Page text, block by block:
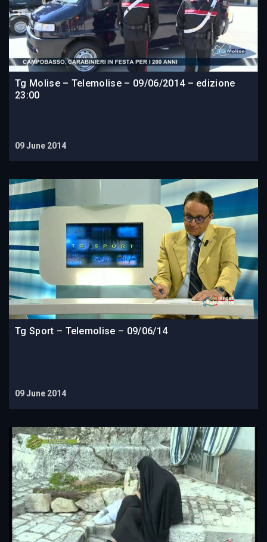
Tg Molise – Telemolise – 09/06/2014 – edizione
23:00
09 June 2014
Tg Sport – Telemolise – 09/06/14
09 June 2014